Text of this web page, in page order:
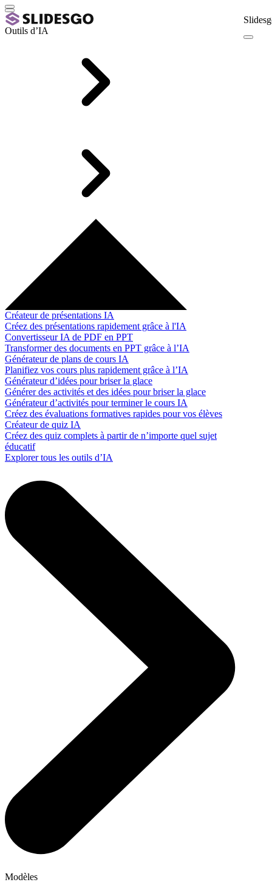
Outils d’IA
Créateur de présentations IA
Créez des présentations rapidement grâce à l'IA
Convertisseur IA de PDF en PPT
Transformer des documents en PPT grâce à l’IA
Générateur de plans de cours IA
Planifiez vos cours plus rapidement grâce à l’IA
Générateur d’idées pour briser la glace
Générer des activités et des idées pour briser la glace
Générateur d’activités pour terminer le cours IA
Créez des évaluations formatives rapides pour vos élèves
Créateur de quiz IA
Créez des quiz complets à partir de n’importe quel sujet
éducatif
Explorer tous les outils d’IA
Modèles